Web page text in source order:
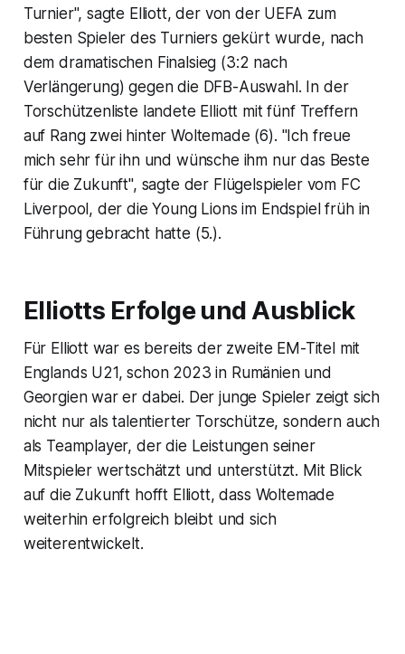
Turnier", sagte Elliott, der von der UEFA zum
besten Spieler des Turniers gekürt wurde, nach
dem dramatischen Finalsieg (3:2 nach
Verlängerung) gegen die DFB-Auswahl. In der
Torschützenliste landete Elliott mit fünf Treffern
auf Rang zwei hinter Woltemade (6). "Ich freue
mich sehr für ihn und wünsche ihm nur das Beste
für die Zukunft", sagte der Flügelspieler vom FC
Liverpool, der die Young Lions im Endspiel früh in
Führung gebracht hatte (5.).
Elliotts Erfolge und Ausblick
Für Elliott war es bereits der zweite EM-Titel mit
Englands U21, schon 2023 in Rumänien und
Georgien war er dabei. Der junge Spieler zeigt sich
nicht nur als talentierter Torschütze, sondern auch
als Teamplayer, der die Leistungen seiner
Mitspieler wertschätzt und unterstützt. Mit Blick
auf die Zukunft hofft Elliott, dass Woltemade
weiterhin erfolgreich bleibt und sich
weiterentwickelt.